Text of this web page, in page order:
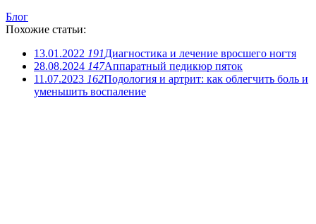
Блог
Похожие статьи:
13.01.2022 191Диагностика и лечение вросшего ногтя
28.08.2024 147Аппаратный педикюр пяток
11.07.2023 162Подология и артрит: как облегчить боль и
уменьшить воспаление